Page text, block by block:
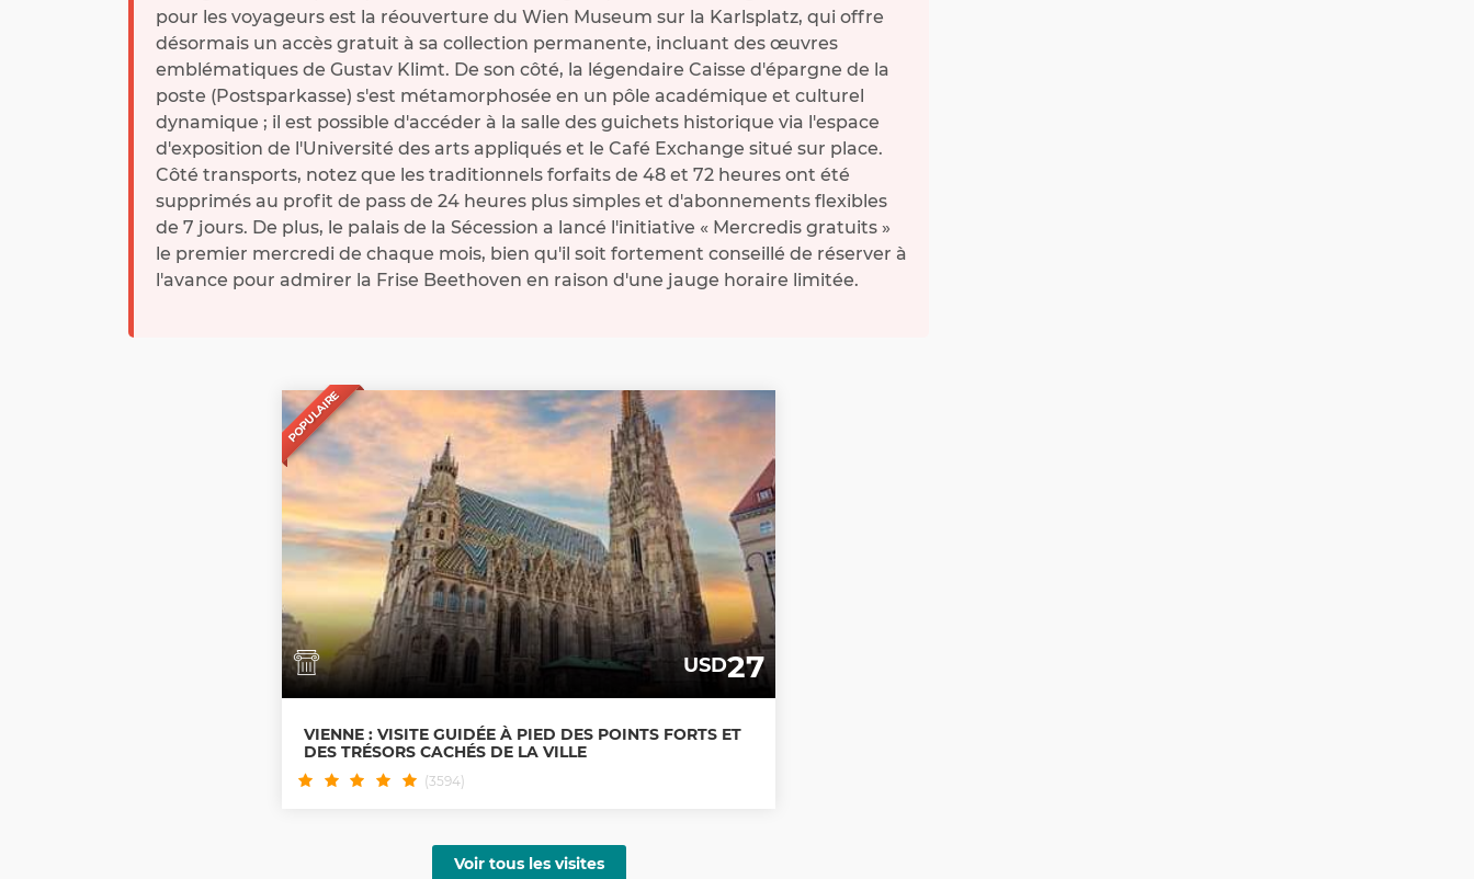
pour les voyageurs est la réouverture du Wien Museum sur la Karlsplatz, qui offre
désormais un accès gratuit à sa collection permanente, incluant des œuvres
emblématiques de Gustav Klimt. De son côté, la légendaire Caisse d'épargne de la
poste (Postsparkasse) s'est métamorphosée en un pôle académique et culturel
dynamique ; il est possible d'accéder à la salle des guichets historique via l'espace
d'exposition de l'Université des arts appliqués et le Café Exchange situé sur place.
Côté transports, notez que les traditionnels forfaits de 48 et 72 heures ont été
supprimés au profit de pass de 24 heures plus simples et d'abonnements flexibles
de 7 jours. De plus, le palais de la Sécession a lancé l'initiative « Mercredis gratuits »
le premier mercredi de chaque mois, bien qu'il soit fortement conseillé de réserver à
l'avance pour admirer la Frise Beethoven en raison d'une jauge horaire limitée.
POPULAIRE
USD27
VIENNE : VISITE GUIDÉE À PIED DES POINTS FORTS ET
DES TRÉSORS CACHÉS DE LA VILLE
(3594)
Voir tous les visites